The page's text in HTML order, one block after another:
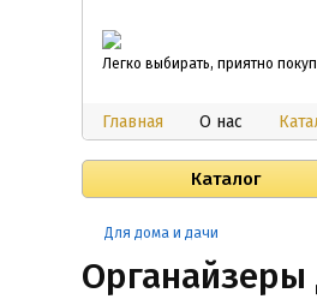
Легко выбирать, приятно
Главная О нас
Каталог
Для дома и дачи